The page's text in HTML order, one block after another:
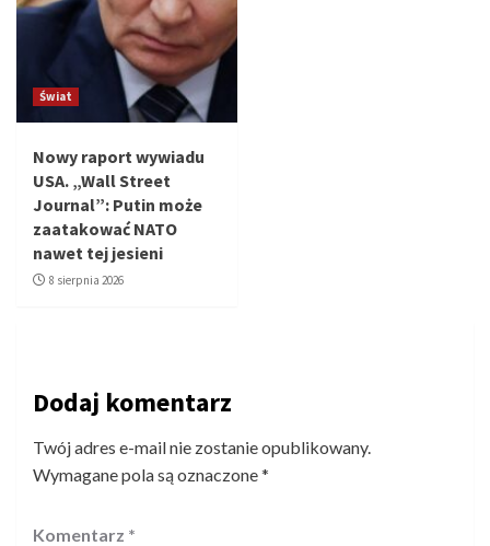
Świat
Nowy raport wywiadu
USA. „Wall Street
Journal”: Putin może
zaatakować NATO
nawet tej jesieni
8 sierpnia 2026
Dodaj komentarz
Twój adres e-mail nie zostanie opublikowany.
Wymagane pola są oznaczone*
Komentarz *